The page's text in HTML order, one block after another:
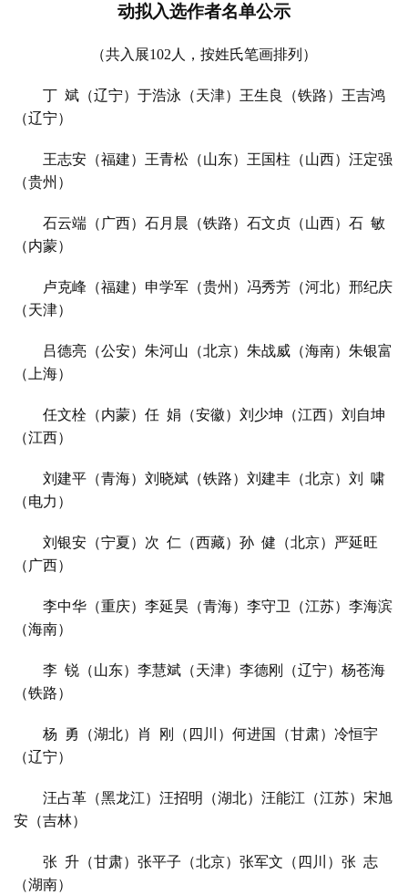
首
快
书
动拟入选作者名单公示
（共入展102 人，按姓氏笔画排列）
丁 斌 （辽宁）于浩泳（天津）王生良（铁路）王吉鸿
（辽宁）
王志安（福建）王青松（山东）王国柱（山西）汪定强
（贵州）
石云端（广西）石月晨（铁路）石文贞（山西）石 敏
（内蒙）
卢克峰（福建）申学军（贵州）冯秀芳（河北）邢纪庆
（天津）
吕德亮（公安）朱河山（北京）朱战威（海南）朱银富
（上海）
任文栓（内蒙）任 娟 （安徽）刘少坤（江西）刘自坤
（江西）
刘建平（青海）刘晓斌 （铁路）刘建丰（北京）刘
啸
（电力）
刘银安（宁夏）次 仁（西藏）孙 健（北京）严延旺
（广西）
李中华（重庆）李延昊 （青海）李守卫（江苏）李海滨
（海南）
李 锐（山东）李慧斌 （天津）李德刚（辽宁）杨苍海
（铁路）
杨 勇（湖北）肖
刚（四川）何进国（甘肃）冷恒宇
（辽宁）
汪占革（黑龙江）汪招明（湖北）汪能江（江苏）宋旭
安（吉林）
张 升（甘肃）张平子（北京）张军文（四川）张 志
（湖南）